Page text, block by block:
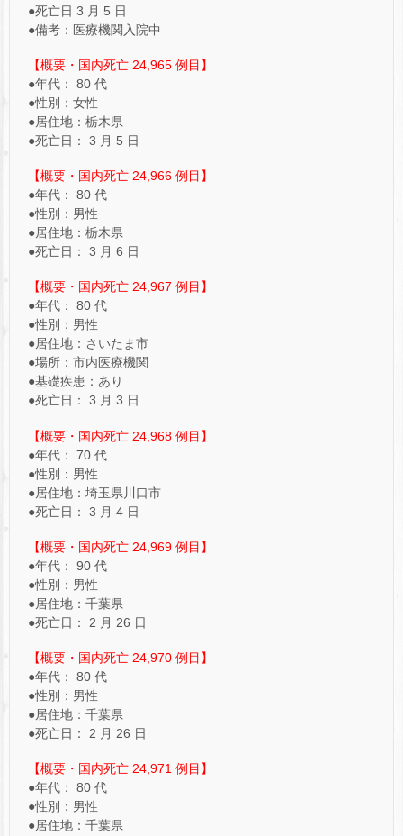
●死亡日 3 月 5 日
●備考：医療機関入院中
【概要・国内死亡 24,965 例目】
●年代： 80 代
●性別：女性
●居住地：栃木県
●死亡日： 3 月 5 日
【概要・国内死亡 24,966 例目】
●年代： 80 代
●性別：男性
●居住地：栃木県
●死亡日： 3 月 6 日
【概要・国内死亡 24,967 例目】
●年代： 80 代
●性別：男性
●居住地：さいたま市
●場所：市内医療機関
●基礎疾患：あり
●死亡日： 3 月 3 日
【概要・国内死亡 24,968 例目】
●年代： 70 代
●性別：男性
●居住地：埼玉県川口市
●死亡日： 3 月 4 日
【概要・国内死亡 24,969 例目】
●年代： 90 代
●性別：男性
●居住地：千葉県
●死亡日： 2 月 26 日
【概要・国内死亡 24,970 例目】
●年代： 80 代
●性別：男性
●居住地：千葉県
●死亡日： 2 月 26 日
【概要・国内死亡 24,971 例目】
●年代： 80 代
●性別：男性
●居住地：千葉県